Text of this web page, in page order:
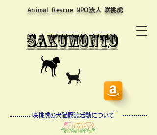
sakumonto
Animal Rescue NPO​法人 咲桃虎
​​咲桃虎の犬猫譲渡活動について